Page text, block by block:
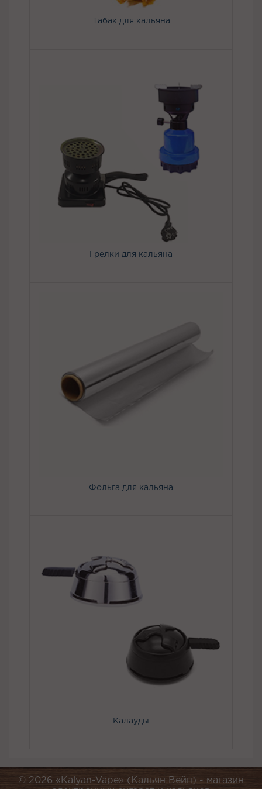
Табак для кальяна
Грелки для кальяна
Фольга для кальяна
Калауды
© 2026 «Kalyan-Vape» (Кальян Вейп) - магазин